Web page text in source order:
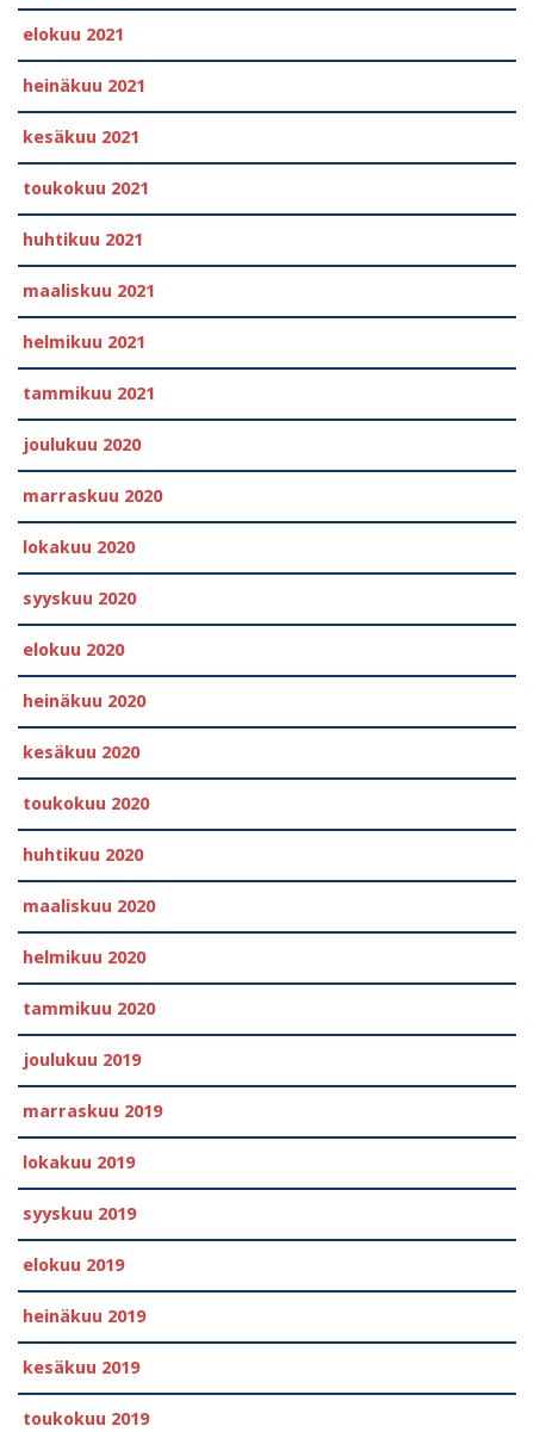
elokuu 2021
heinäkuu 2021
kesäkuu 2021
toukokuu 2021
huhtikuu 2021
maaliskuu 2021
helmikuu 2021
tammikuu 2021
joulukuu 2020
marraskuu 2020
lokakuu 2020
syyskuu 2020
elokuu 2020
heinäkuu 2020
kesäkuu 2020
toukokuu 2020
huhtikuu 2020
maaliskuu 2020
helmikuu 2020
tammikuu 2020
joulukuu 2019
marraskuu 2019
lokakuu 2019
syyskuu 2019
elokuu 2019
heinäkuu 2019
kesäkuu 2019
toukokuu 2019